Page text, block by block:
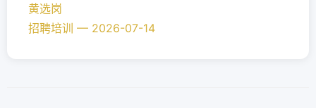
黄选岗
招聘培训 — 2026-07-14